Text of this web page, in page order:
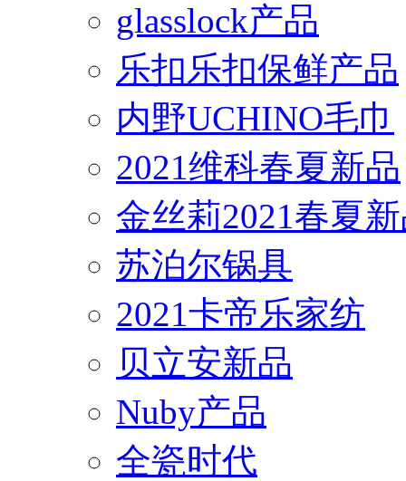
glasslock产品
乐扣乐扣保鲜产品
内野UCHINO毛巾
2021维科春夏新品
金丝莉2021春夏
苏泊尔锅具
2021卡帝乐家纺
贝立安新品
Nuby产品
全瓷时代